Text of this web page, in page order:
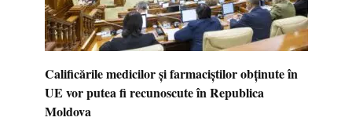
Calificările medicilor și farmaciștilor obținute în
UE vor putea fi recunoscute în Republica
Moldova